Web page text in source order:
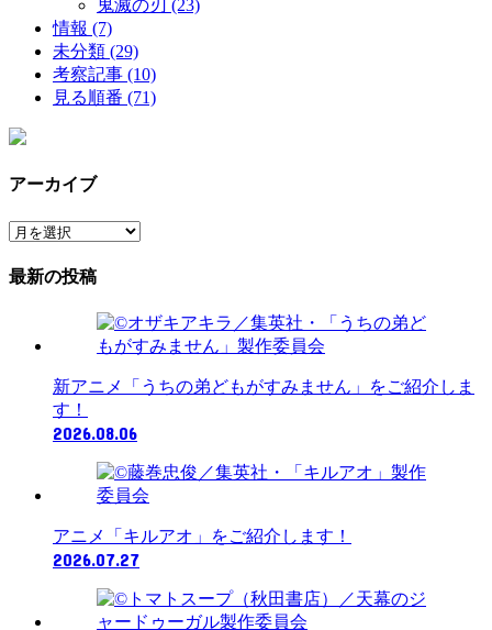
鬼滅の刃 (23)
情報 (7)
未分類 (29)
考察記事 (10)
見る順番 (71)
アーカイブ
ア
カ
最新の投稿
新アニメ「うちの弟どもがすみません」をご紹介しま
す！
2026.08.06
アニメ「キルアオ」をご紹介します！
2026.07.27